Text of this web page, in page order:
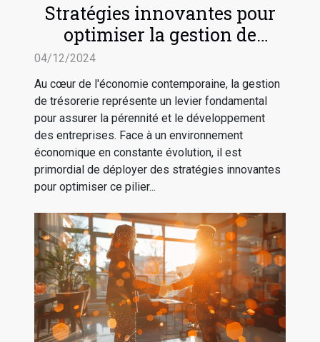
Stratégies innovantes pour
optimiser la gestion de
trésorerie en entreprise
04/12/2024
Au cœur de l'économie contemporaine, la gestion
de trésorerie représente un levier fondamental
pour assurer la pérennité et le développement
des entreprises. Face à un environnement
économique en constante évolution, il est
primordial de déployer des stratégies innovantes
pour optimiser ce pilier...